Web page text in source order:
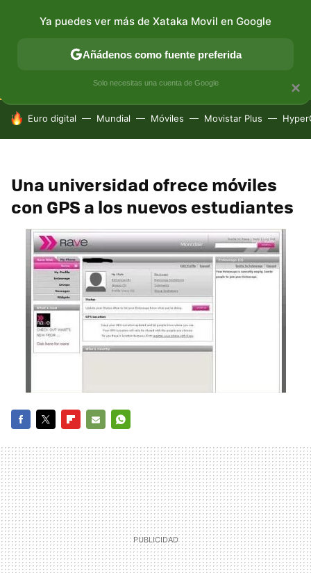
CONECTIVIDAD MÓVIL Y SOCIEDAD APLICACIONES
HOY SE HABLA DE
Euro digital Mundial Móviles Movistar Plus
Una universidad ofrece móviles
con GPS a los nuevos estudiantes
MAIL
×
Ya puedes ver más de Xataka Movil en Google
Añádenos como fuente preferida
Solo necesitas una cuenta de Google